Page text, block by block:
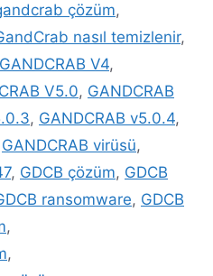
çözüm,
nasıl temizlenir,
GANDCRAB V4,
V5.0, GANDCRAB
, GANDCRAB v5.0.4,
GANDCRAB virüsü,
, GDCB çözüm, GDCB
ransomware, GDCB
,
,